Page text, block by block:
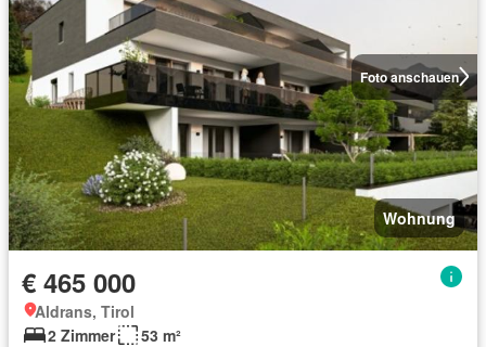
Foto anschauen
Wohnung
€ 465 000
Aldrans, Tirol
2 Zimmer
53 m²